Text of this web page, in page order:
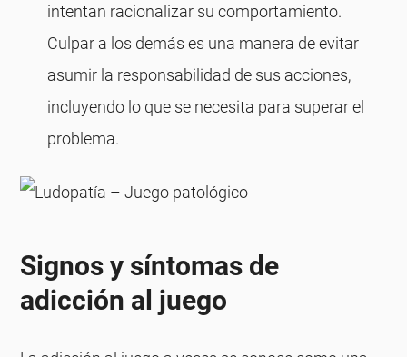
intentan racionalizar su comportamiento.
Culpar a los demás es una manera de evitar
asumir la responsabilidad de sus acciones,
incluyendo lo que se necesita para superar el
problema.
Signos y síntomas de
adicción al juego